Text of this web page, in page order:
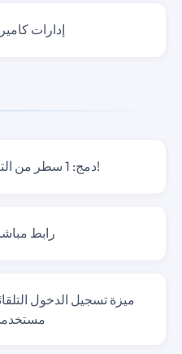
إدارات
دمج: 1 سطر من التعليمات البرمجية لإدراجها!
رابط
ميزة تسجيل الدخول
مستخدمي